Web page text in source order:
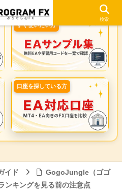
すぐ使いたい方
口座を探している方
イド
GogoJungle（ゴゴ
ンキングを見る前の注意点
検索